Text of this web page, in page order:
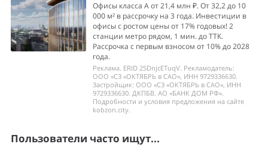
Офисы класса А от 21,4 млн ₽. От 32,2 до 10
000 м² в рассрочку на 3 года. Инвестиции в
офисы с ростом цены от 17% годовых! 2
станции метро рядом, 1 мин. до ТТК.
Рассрочка с первым взносом от 10% до 2028
года.
Реклама. ERID 2SDnjcETuqV. Рекламодатель:
ООО «СЗ «ОКТЯБРЬ в САО», ИНН 9729336630.
Застройщик: ООО «СЗ «ОКТЯБРЬ в САО», ИНН
9729336630. ДКПБВ. АО «БАНК ДОМ РФ».
Подробности и условия предложения на сайте
kobzon.city.
Пользователи часто ищут...